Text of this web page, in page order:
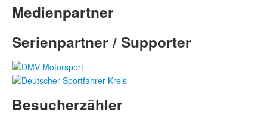
Medienpartner
Serienpartner / Supporter
Besucherzähler